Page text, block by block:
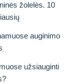
žolelės. 10
auginimo
užsiauginti